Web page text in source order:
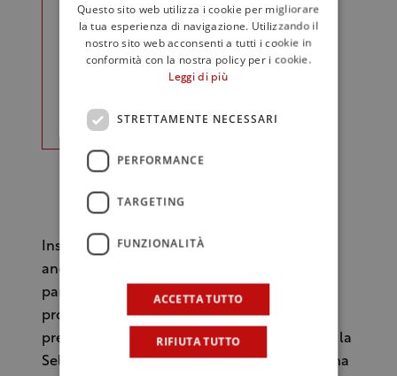
(La capsula di Nespresso Vintage)
Insomma, come per un’opera d’arte, adesso
anche per il caffè si potrà incominciare a
parlare di capolavoro. E, probabilmente,
proprio per confermare questa idea, per
presentare a Milano in anteprima mondiale, la
Selection Vintage 2011, lo staff di Nespresso ha
Questo sito web utilizza i cookie per migliorare
la tua esperienza di navigazione. Utilizzando il
nostro sito web acconsenti a tutti i cookie in
conformità con la nostra policy per i cookie.
Leggi di più
STRETTAMENTE NECESSARI
PERFORMANCE
TARGETING
FUNZIONALITÀ
ACCETTA TUTTO
RIFIUTA TUTTO